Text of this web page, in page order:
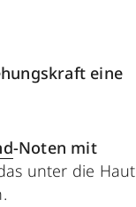
eine
-Noten mit
unter die Haut